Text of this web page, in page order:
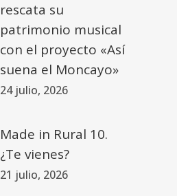
rescata su
patrimonio musical
con el proyecto «Así
suena el Moncayo»
24 julio, 2026
Made in Rural 10.
¿Te vienes?
21 julio, 2026